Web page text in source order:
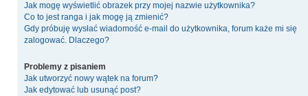
Jak mogę wyświetlić obrazek przy mojej nazwie użytkownika?
Co to jest ranga i jak mogę ją zmienić?
Gdy próbuję wysłać wiadomość e-mail do użytkownika, forum każe mi się
zalogować. Dlaczego?
Problemy z pisaniem
Jak utworzyć nowy wątek na forum?
Jak edytować lub usunąć post?